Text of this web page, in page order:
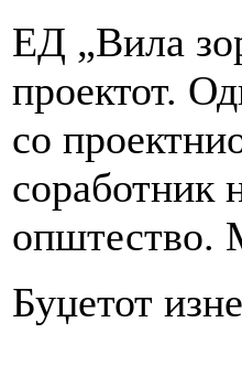
ЕД „Вила
проектот.
со
соработник
општество.
Буџетот